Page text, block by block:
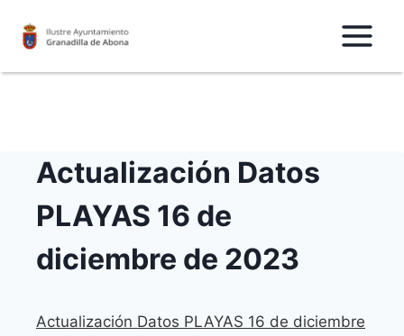
Actualización Datos
PLAYAS 16 de
diciembre de 2023
Actualización Datos PLAYAS 16 de diciembre